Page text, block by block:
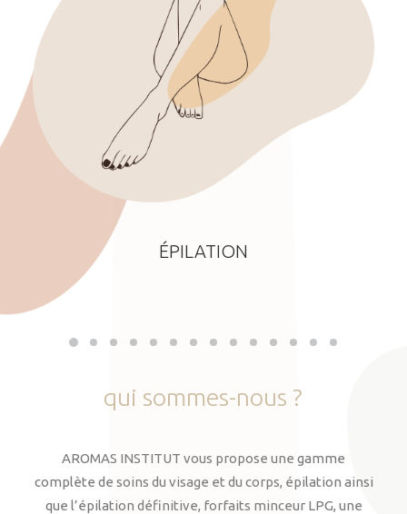
ÉPILATION
qui sommes-nous ?
AROMAS INSTITUT vous propose une gamme
complète de soins du visage et du corps, épilation ainsi
que l’épilation définitive, forfaits minceur LPG, une